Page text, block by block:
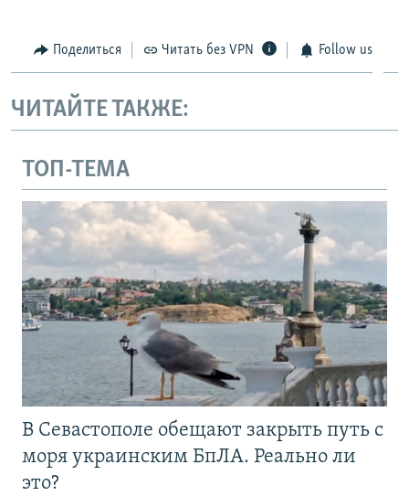
Поделиться Читать без VPN Follow us
ЧИТАЙТЕ ТАКЖЕ:
ТОП-ТЕМА
В Севастополе обещают закрыть путь с
моря украинским БпЛА. Реально ли
это?